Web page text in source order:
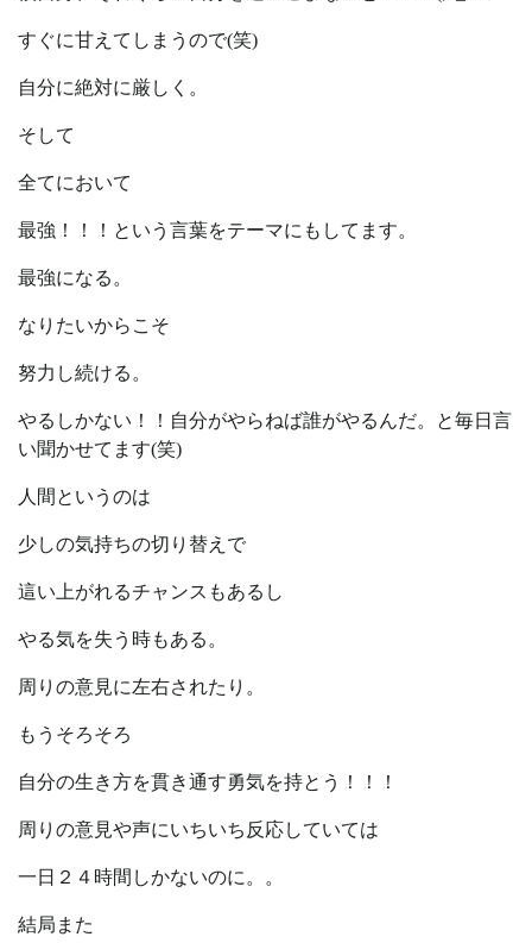
すぐに甘えてしまうので(笑)
自分に絶対に厳しく。
そして
全てにおいて
最強！！！という言葉をテーマにもしてます。
最強になる。
なりたいからこそ
努力し続ける。
やるしかない！！自分がやらねば誰がやるんだ。と毎日言
い聞かせてます(笑)
人間というのは
少しの気持ちの切り替えで
這い上がれるチャンスもあるし
やる気を失う時もある。
周りの意見に左右されたり。
もうそろそろ
自分の生き方を貫き通す勇気を持とう！！！
周りの意見や声にいちいち反応していては
一日２４時間しかないのに。。
結局また